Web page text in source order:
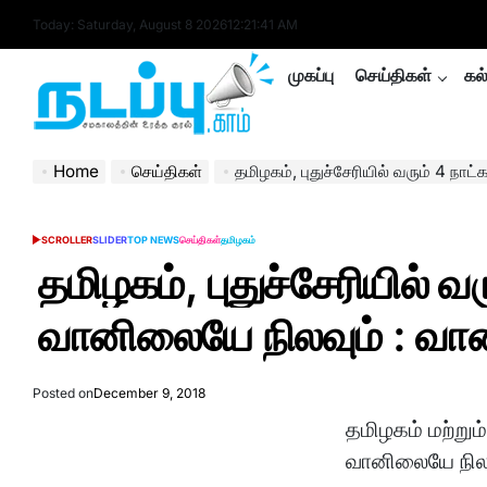
Today: Saturday, August 8 202612:21:42 AM
nadappu.com
முகப்பு செய்திகள்
Home செய்திகள் தமிழகம், புதுச்சேரியில் வரும் 4 நாட்களுக்கு
POSTED
SCROLLERSLIDERTOP NEWSசெய்திகள்தமிழகம்
தமிழகம்,
வானிலையே நிலவும் :
Posted onDecember 9, 2018
தமிழகம்
வானிலையே